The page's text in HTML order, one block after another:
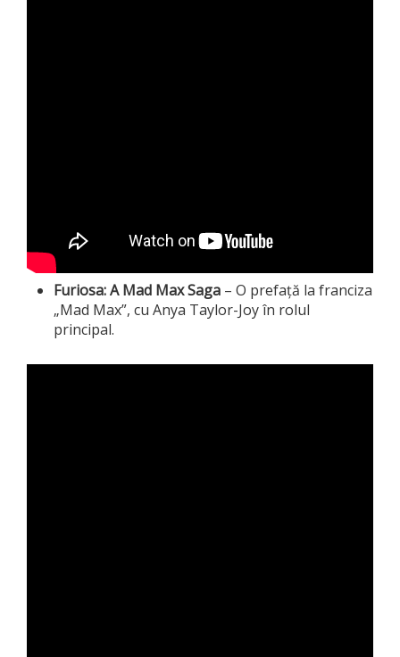
Furiosa: A Mad Max Saga – O prefață la franciza
„Mad Max”, cu Anya Taylor-Joy în rolul
principal.